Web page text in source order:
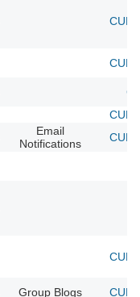
Email
Notifications
Group Blogs